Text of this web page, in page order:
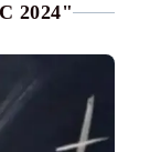
2024"